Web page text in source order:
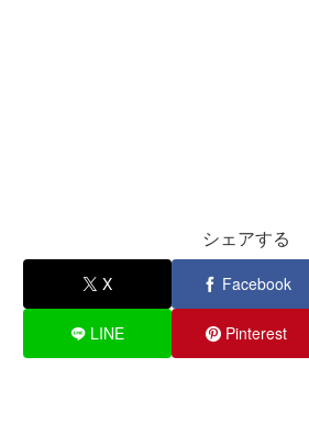
シェアする
X Facebook
LINE Pinterest